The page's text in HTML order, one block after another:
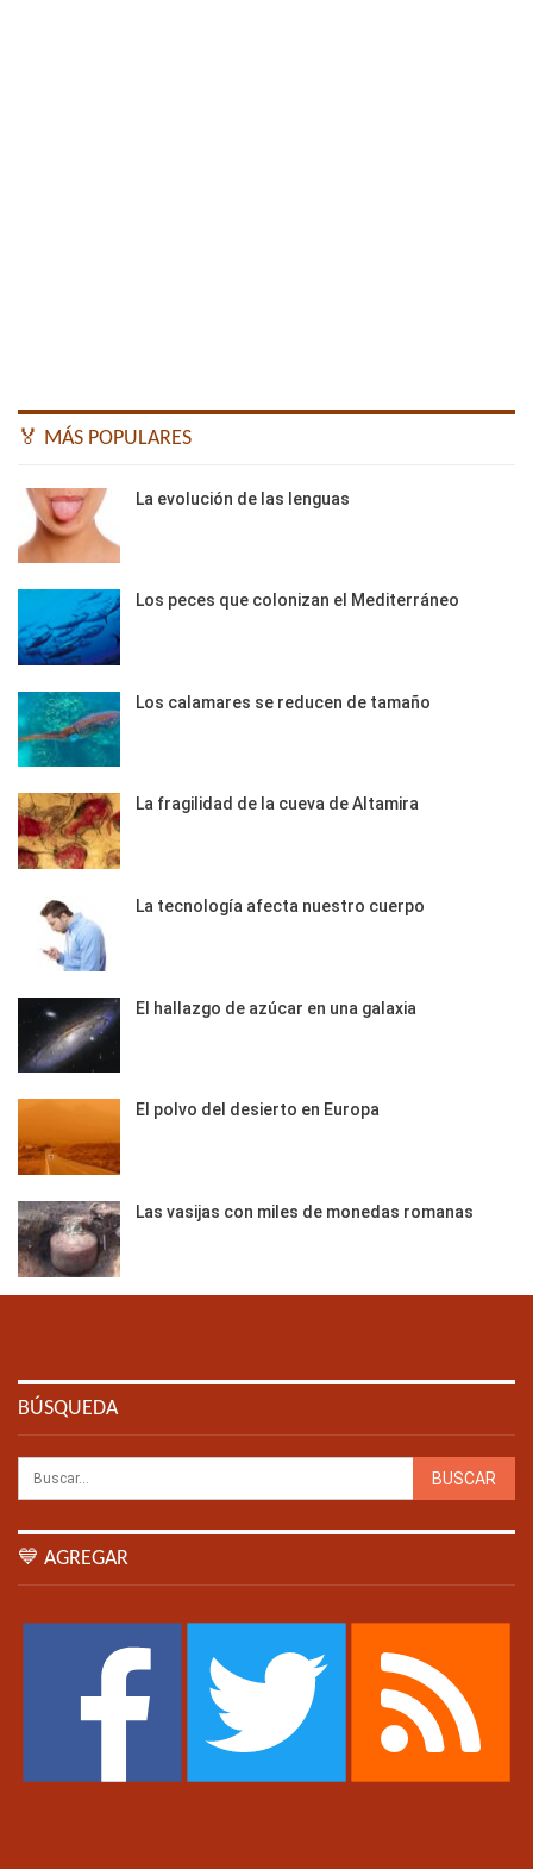
🏅 MÁS POPULARES
La evolución de las lenguas
Los peces que colonizan el Mediterráneo
Los calamares se reducen de tamaño
La fragilidad de la cueva de Altamira
La tecnología afecta nuestro cuerpo
El hallazgo de azúcar en una galaxia
El polvo del desierto en Europa
Las vasijas con miles de monedas romanas
BÚSQUEDA
💙 AGREGAR